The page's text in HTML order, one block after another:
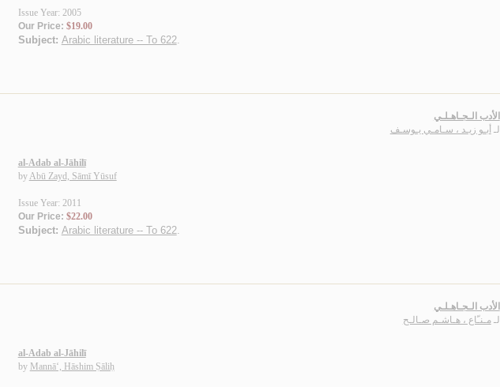
Issue Year: 2005
Our Price: $19.00
Subject: Arabic literature -- To 622.
الأدب الـجـاهـلـي
لـ أبـو زيـد ، سـامـي يـوسـف
al-Adab al-Jāhilī
byAbū Zayd, Sāmī Yūsuf
Issue Year: 2011
Our Price: $22.00
Subject: Arabic literature -- To 622.
الأدب الـجـاهـلـي
لـ مـنـّاع ، هـاشـم صـالـح
al-Adab al-Jāhilī
by Mannā‘, Hāshim Ṣāliḥ